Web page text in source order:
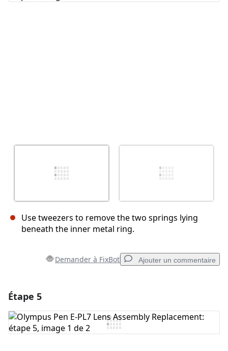
Use tweezers to remove the two springs lying
beneath the inner metal ring.
Demander à FixBot Ajouter un commentaire
Ajouter un commentaire
Étape 5